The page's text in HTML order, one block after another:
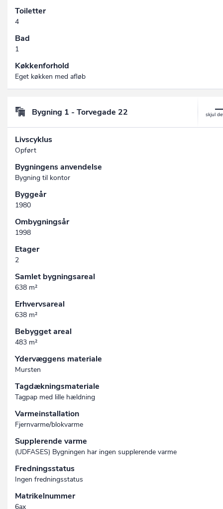
Toiletter
4
Bad
1
Køkkenforhold
Eget køkken med afløb
Bygning 1 - Torvegade 22
Livscyklus
Opført
Bygningens anvendelse
Bygning til kontor
Byggeår
1980
Ombygningsår
1998
Etager
2
Samlet bygningsareal
638 m²
Erhvervsareal
638 m²
Bebygget areal
483 m²
Ydervæggens materiale
Mursten
Tagdækningsmateriale
Tagpap med lille hældning
Varmeinstallation
Fjernvarme/blokvarme
Supplerende varme
(UDFASES) Bygningen har ingen supplerende varme
Fredningsstatus
Ingen fredningsstatus
Matrikelnummer
6ax